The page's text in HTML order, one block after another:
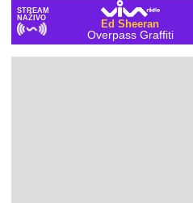
STREAM
NAŽIVO
Ed Sheeran
Overpass Graffiti